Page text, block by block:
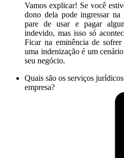
Vamos explicar! Se você
dono dela pode ingressar
pare de usar e pagar
indevido, mas isso só
Ficar na eminência de
uma indenização é um
seu negócio.
Quais são os serviços
empresa?